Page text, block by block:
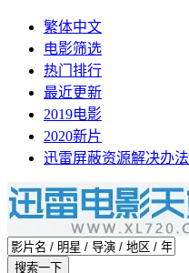
繁体中文
电影筛选
热门排行
最近更新
2019电影
2020新片
迅雷屏蔽资源解决办法